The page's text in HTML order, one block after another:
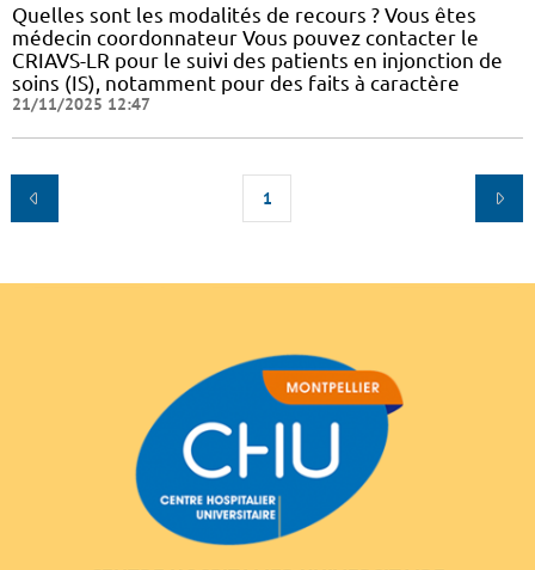
Quelles sont les modalités de recours ? Vous êtes
médecin coordonnateur Vous pouvez contacter le
CRIAVS-LR pour le suivi des patients en injonction de
soins (IS), notamment pour des faits à caractère
21/11/2025 12:47
1